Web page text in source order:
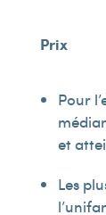
Prix
Pour
et
Les